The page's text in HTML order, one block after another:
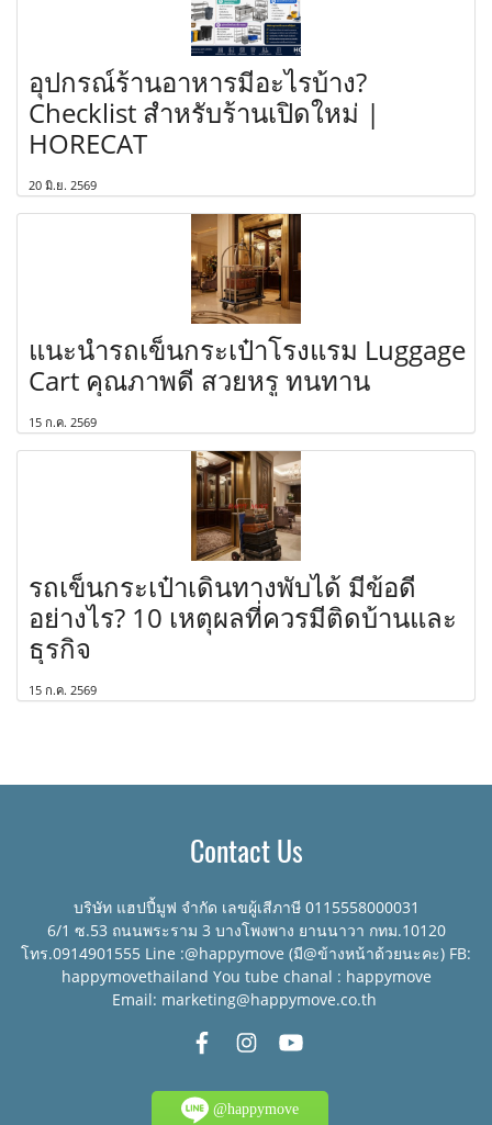
อุปกรณ์ร้านอาหารมีอะไรบ้าง?
Checklist สำหรับร้านเปิดใหม่ |
HORECAT
20 มิ.ย. 2569
แนะนำรถเข็นกระเป๋าโรงแรม Luggage
Cart คุณภาพดี สวยหรู ทนทาน
15 ก.ค. 2569
รถเข็นกระเป๋าเดินทางพับได้ มีข้อดี
อย่างไร? 10 เหตุผลที่ควรมีติดบ้านและ
ธุรกิจ
15 ก.ค. 2569
Contact Us
บริษัท แฮปปี้มูฟ จำกัด เลขผู้เสีภาษี 0115558000031
6/1 ซ.53 ถนนพระราม 3 บางโพงพาง ยานนาวา กทม.10120
โทร.0914901555 Line :@happymove (มี@ข้างหน้าด้วยนะคะ) FB:
happymovethailand You tube chanal : happymove
Email: marketing@happymove.co.th
@happymove